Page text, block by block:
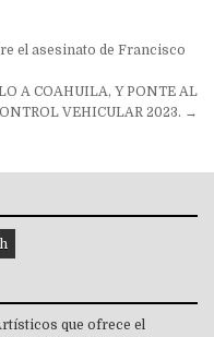
el asesinato de Francisco
A COAHUILA, Y PONTE AL
VEHICULAR 2023. →
que ofrece el